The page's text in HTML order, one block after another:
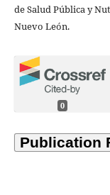
de Salud Pública y
Nuevo León.
0